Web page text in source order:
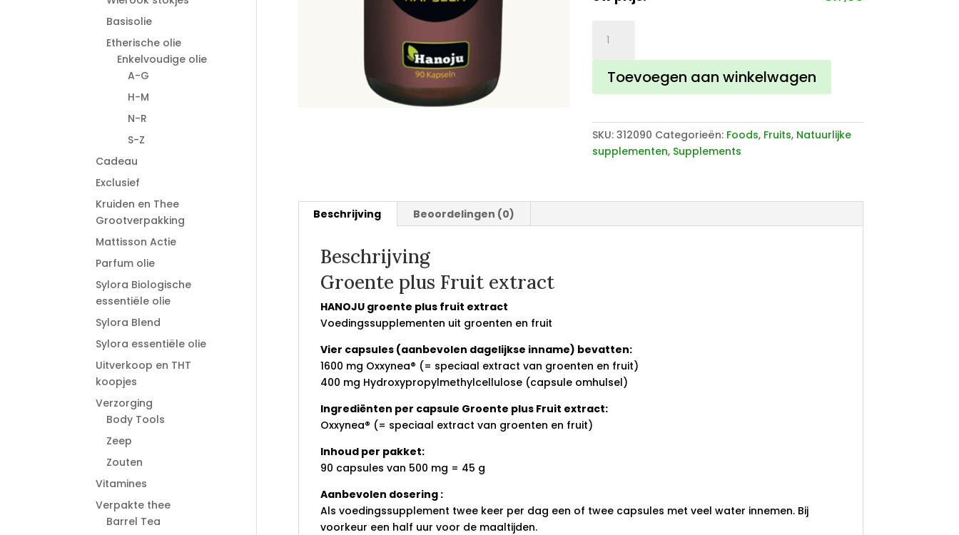
plus
Fruit
extract
aantal
Toevoegen aan winkelwagen
SKU: 312090 Categorieën: Foods, Fruits, Natuurlijke
supplementen, Supplements
Beschrijving Beoordelingen (0)
Beschrijving
Groente plus Fruit extract
HANOJU groente plus fruit extract
Voedingssupplementen uit groenten en fruit
Vier capsules (aanbevolen dagelijkse inname) bevatten:
1600 mg Oxxynea® (= speciaal extract van groenten en fruit)
400 mg Hydroxypropylmethylcellulose (capsule omhulsel)
Ingrediënten per capsule Groente plus Fruit extract:
Oxxynea® (= speciaal extract van groenten en fruit)
Inhoud per pakket:
90 capsules van 500 mg = 45 g
Aanbevolen dosering :
Als voedingssupplement twee keer per dag een of twee capsules met veel water innemen. Bij
voorkeur een half uur voor de maaltijden.
Basisolie
Etherische olie
Enkelvoudige olie
A-G
H-M
N-R
S-Z
Cadeau
Exclusief
Kruiden en Thee
Grootverpakking
Mattisson Actie
Parfum olie
Sylora Biologische
essentiële olie
Sylora Blend
Sylora essentiële olie
Uitverkoop en THT
koopjes
Verzorging
Body Tools
Zeep
Zouten
Vitamines
Verpakte thee
Barrel Tea